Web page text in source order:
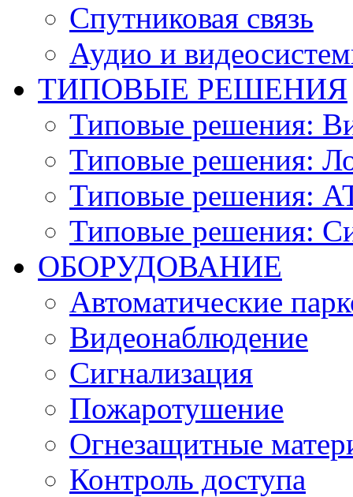
Спутниковая связь
Аудио и
ТИПОВЫЕ РЕШЕНИЯ
Типовые решения:
Типовые решения:
Типовые решения:
Типовые решения:
ОБОРУДОВАНИЕ
Автоматические
Видеонаблюдение
Сигнализация
Пожаротушение
Огнезащитные
Контроль доступа